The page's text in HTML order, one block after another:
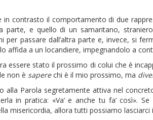
in contrasto il comportamento di due
parte, e quello di un samaritano,
per passare dall’altra parte e, invece, si
affida a un locandiere, impegnandolo a
essere stato il prossimo di colui che è
non è saperechi è il mio prossimo, ma
alla Parola segretamente attiva nel
in pratica: «Va’ e anche tu fa’ così».
misericordia, allora tutti possiamo